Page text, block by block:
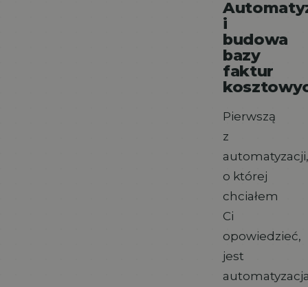
i
budowa
bazy
faktur
Pierwszą
z
automatyzacji,
o której
chciałem
Ci
opowiedzieć,
jest